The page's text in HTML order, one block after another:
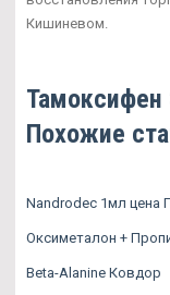
Кишиневом.
Тамоксифен
Похожие
Nandrodec 1мл цена
Оксиметалон +
Beta-Alanine Ковдор